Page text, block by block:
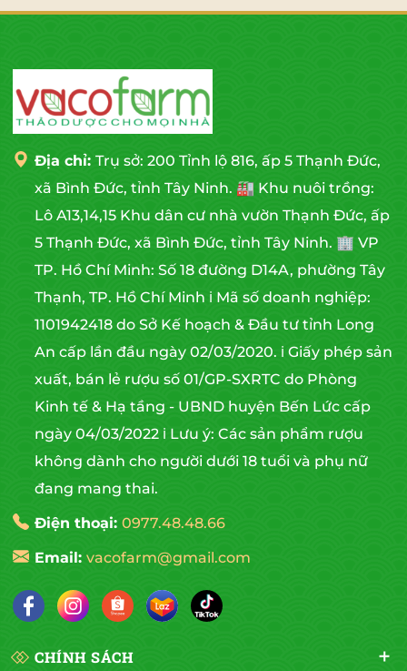
Địa chỉ: Trụ sở: 200 Tỉnh lộ 816, ấp 5 Thạnh Đức,
xã Bình Đức, tỉnh Tây Ninh. 🏭 Khu nuôi trồng:
Lô A13,14,15 Khu dân cư nhà vườn Thạnh Đức, ấp
5 Thạnh Đức, xã Bình Đức, tỉnh Tây Ninh. 🏢 VP
TP. Hồ Chí Minh: Số 18 đường D14A, phường Tây
Thạnh, TP. Hồ Chí Minh ℹ️ Mã số doanh nghiệp:
1101942418 do Sở Kế hoạch & Đầu tư tỉnh Long
An cấp lần đầu ngày 02/03/2020. ℹ️ Giấy phép sản
xuất, bán lẻ rượu số 01/GP-SXRTC do Phòng
Kinh tế & Hạ tầng - UBND huyện Bến Lức cấp
ngày 04/03/2022 ℹ️ Lưu ý: Các sản phẩm rượu
không dành cho người dưới 18 tuổi và phụ nữ
đang mang thai.
Điện thoại: 0977.48.48.66
Email: vacofarm@gmail.com
CHÍNH SÁCH